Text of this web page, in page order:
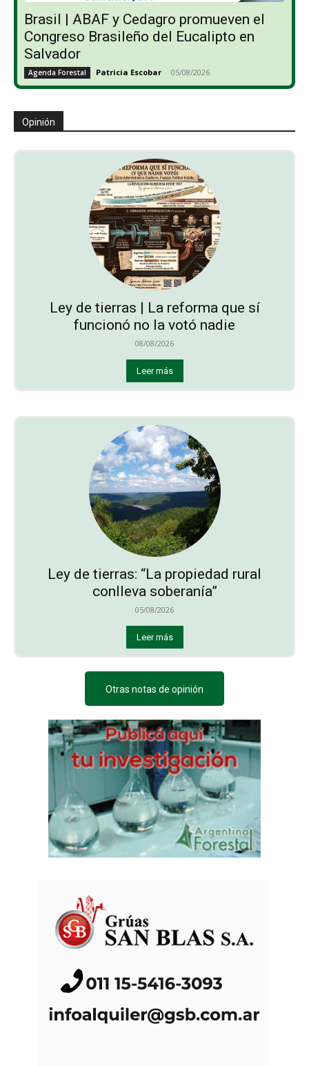
Brasil | ABAF y Cedagro promueven el
Congreso Brasileño del Eucalipto en
Salvador
Agenda Forestal Patricia Escobar - 05/08/2026
Opinión
Ley de tierras | La reforma que sí
funcionó no la votó nadie
08/08/2026
Leer más
Ley de tierras: “La propiedad rural
conlleva soberanía”
05/08/2026
Leer más
Otras notas de opinión